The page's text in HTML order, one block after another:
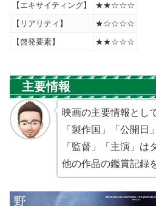
【エキサイティング】
★★☆☆☆
【リアリティ】
★☆☆☆☆
【啓発要素】
★★☆☆☆
主要情報
映画の主要情報とし
「製作国」「公開日
「監督」「主演」は
他の作品の鑑賞記録